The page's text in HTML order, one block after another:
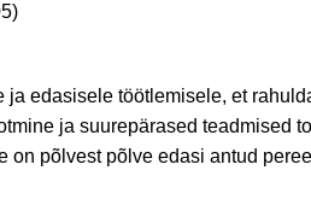
edasisele töötlemisele, et
ja suurepärased teadmised
põlvest põlve edasi antud